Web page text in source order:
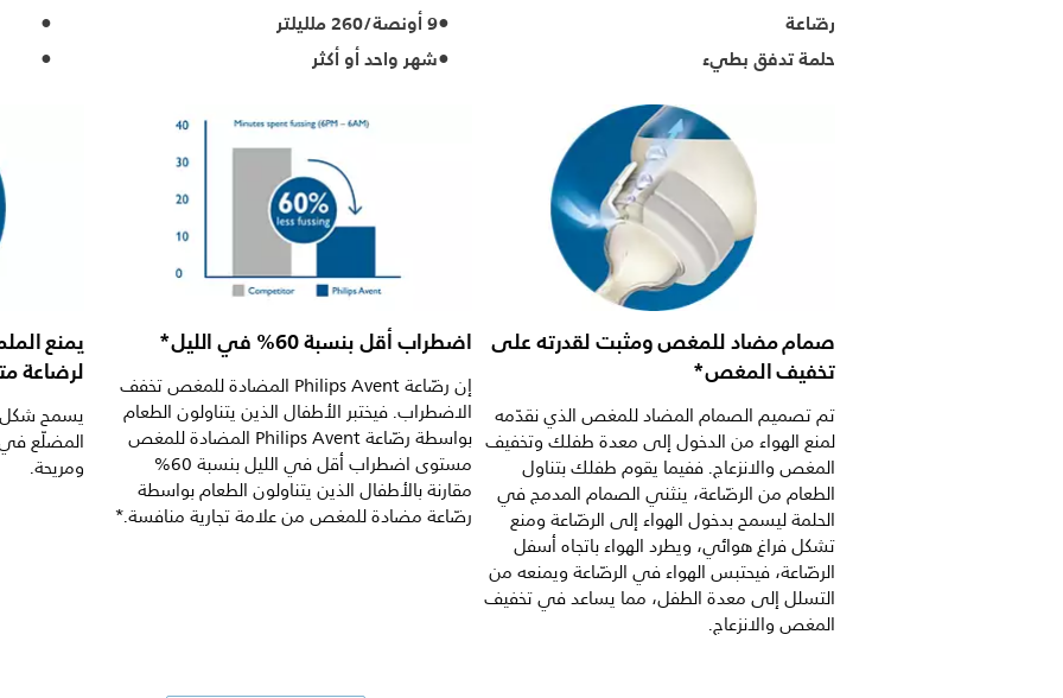
رضّاعة
9 أونصة/260 ملليلتر
حلمة تدفق بطيء
شهر واحد أو أكثر
صمام مضاد للمغص ومثبت لقدرته على
تخفيف المغص*
تم تصميم الصمام المضاد للمغص الذي نقدّمه
لمنع الهواء من الدخول إلى معدة طفلك وتخفيف
المغص والانزعاج. ففيما يقوم طفلك بتناول
الطعام من الرضّاعة، ينثني الصمام المدمج في
الحلمة ليسمح بدخول الهواء إلى الرضّاعة ومنع
تشكل فراغ هوائي، ويطرد الهواء باتجاه أسفل
الرضّاعة، فيحتبس الهواء في الرضّاعة ويمنعه من
التسلل إلى معدة الطفل، مما يساعد في تخفيف
المغص والانزعاج.
اضطراب أقل بنسبة 60% في الليل*
إن رضّاعة Philips Avent المضادة للمغص تخفف
الاضطراب. فيختبر الأطفال الذين يتناولون الطعام
بواسطة رضّاعة Philips Avent المضادة للمغص
مستوى اضطراب أقل في الليل بنسبة 60%
مقارنة بالأطفال الذين يتناولون الطعام بواسطة
رضّاعة مضادة للمغص من علامة تجارية منافسة.*
يمنع
لرضاعة
يسمح شكل
المضلّع
ومريحة.